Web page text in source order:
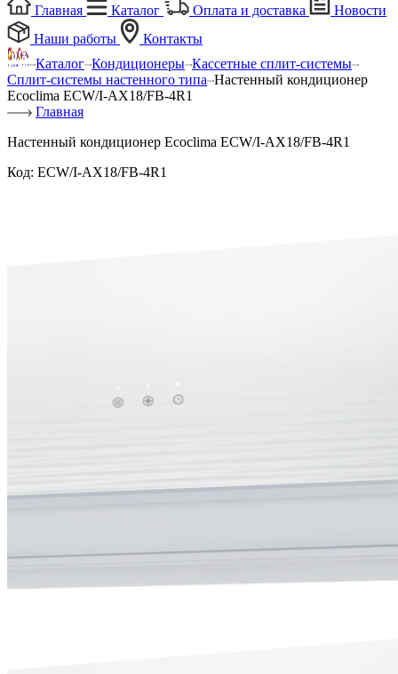
Главная Каталог Оплата и доставка
Новости
Наши работы
Контакты
Каталог Кондиционеры Кассетные сплит-системы
Сплит-системы настенного типа Настенный кондиционер
Ecoclima ECW/I-AX18/FB-4R1
Главная
Настенный кондиционер Ecoclima ECW/I-AX18/FB-4R1
Код: ECW/I-AX18/FB-4R1